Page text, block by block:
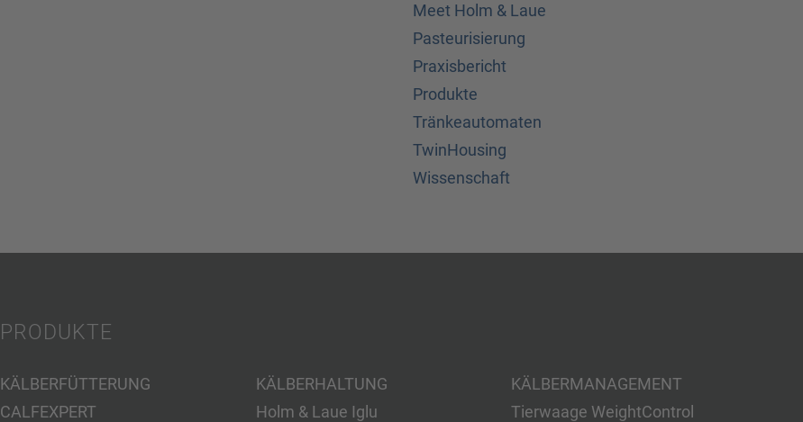
Meet Holm & Laue
Pasteurisierung
Praxisbericht
Produkte
Tränkeautomaten
TwinHousing
Wissenschaft
PRODUKTE
KÄLBERFÜTTERUNG
CALFEXPERT
KÄLBERHALTUNG
Holm & Laue Iglu
KÄLBERMANAGEMENT
Tierwaage WeightControl